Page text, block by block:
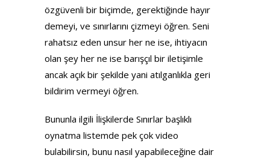
özgüvenli bir biçimde, gerektiğinde hayır
demeyi, ve sınırlarını çizmeyi öğren. Seni
rahatsız eden unsur her ne ise, ihtiyacın
olan şey her ne ise barışçıl bir iletişimle
ancak açık bir şekilde yani atılganlıkla geri
bildirim vermeyi öğren.
Bununla ilgili İlişkilerde Sınırlar başlıklı
oynatma listemde pek çok video
bulabilirsin, bunu nasıl yapabileceğine dair